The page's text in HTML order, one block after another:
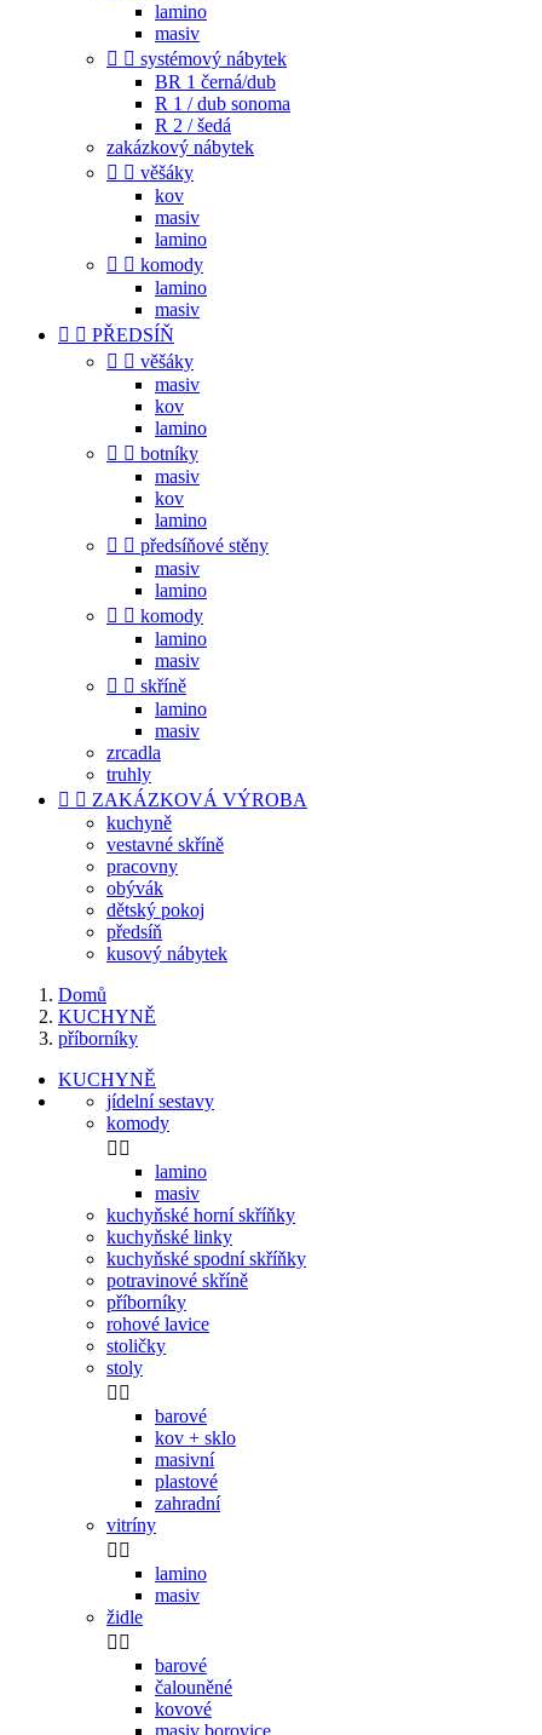
lamino
masiv
  systémový nábytek
BR 1 černá/dub
R 1 / dub sonoma
R 2 / šedá
zakázkový nábytek
  věšáky
kov
masiv
lamino
  komody
lamino
masiv
  PŘEDSÍŇ
  věšáky
masiv
kov
lamino
  botníky
masiv
kov
lamino
  předsíňové stěny
masiv
lamino
  komody
lamino
masiv
  skříně
lamino
masiv
zrcadla
truhly
  ZAKÁZKOVÁ VÝROBA
kuchyně
vestavné skříně
pracovny
obývák
dětský pokoj
předsíň
kusový nábytek
Domů
KUCHYNĚ
příborníky
KUCHYNĚ
jídelní sestavy
komody
 
lamino
masiv
kuchyňské horní skříňky
kuchyňské linky
kuchyňské spodní skříňky
potravinové skříně
příborníky
rohové lavice
stoličky
stoly
 
barové
kov + sklo
masivní
plastové
zahradní
vitríny
 
lamino
masiv
židle
 
barové
čalouněné
kovové
masiv borovice